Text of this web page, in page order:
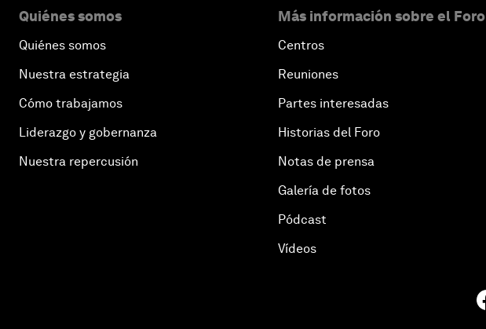
Quiénes somos
Quiénes somos
Nuestra estrategia
Cómo trabajamos
Liderazgo y gobernanza
Nuestra repercusión
Más información sobre el Foro
Centros
Reuniones
Partes interesadas
Historias del Foro
Notas de prensa
Galería de fotos
Pódcast
Vídeos